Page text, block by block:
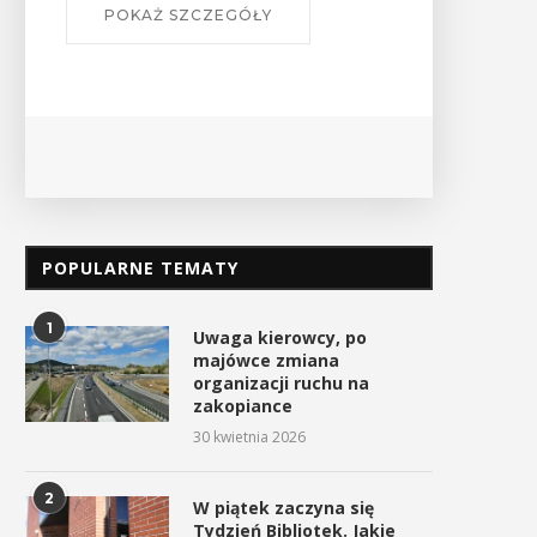
POKAŻ SZCZEGÓŁY
POPULARNE TEMATY
1
Uwaga kierowcy, po
majówce zmiana
organizacji ruchu na
zakopiance
30 kwietnia 2026
2
W piątek zaczyna się
Tydzień Bibliotek. Jakie